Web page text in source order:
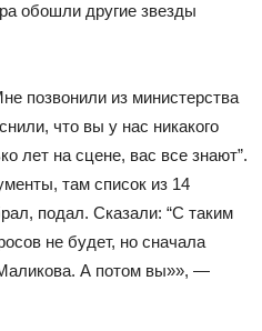
обошли другие звезды
позвонили из министерства
что вы у нас никакого
лет на сцене, вас все знают”.
там список из 14
подал. Сказали: “С таким
не будет, но сначала
А потом вы»», —